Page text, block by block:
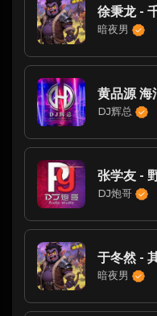
暗夜男
黄品源
DJ辉总
DJ炮哥
暗夜男